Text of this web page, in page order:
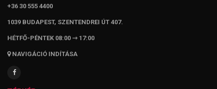
+36 30 555 4400
1039 BUDAPEST, SZENTENDREI ÚT 407.
HÉTFŐ-PÉNTEK 08:00 ⇾ 17:00
NAVIGÁCIÓ INDÍTÁSA